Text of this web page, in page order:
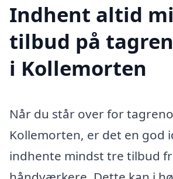
Indhent altid
tilbud på
i Kollemorten
Når du står over for
Kollemorten, er det en god
indhente mindst tre tilbud